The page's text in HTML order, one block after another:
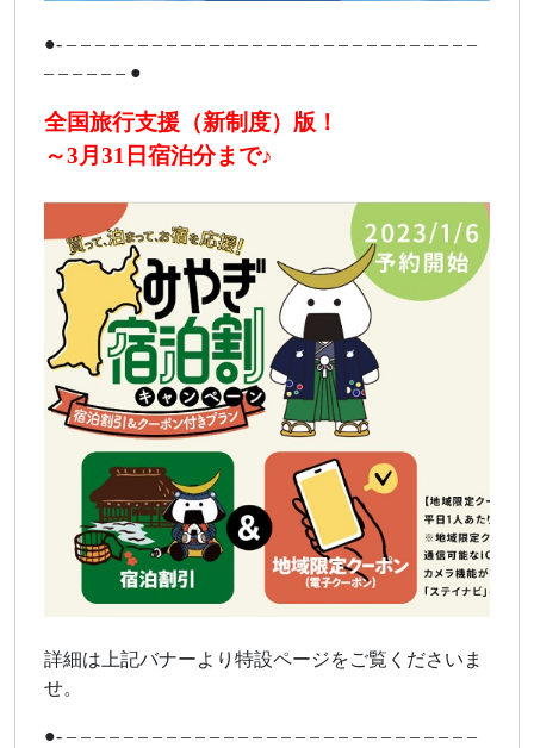
●- – – – – – – – – – – – – – – – – – – – – – – – – – – – – –
– – – – – – ●
全国旅行支援（新制度）版！
～3月31日宿泊分まで♪
詳細は上記バナーより特設ページをご覧くださいま
せ。
●- – – – – – – – – – – – – – – – – – – – – – – – – – – – – –